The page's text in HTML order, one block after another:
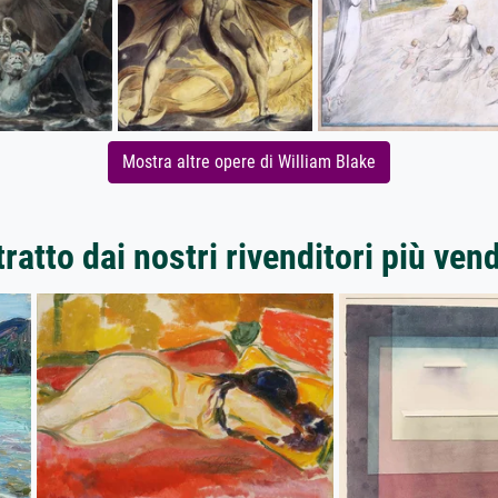
Mostra altre opere di William Blake
dai nostri rivenditori più